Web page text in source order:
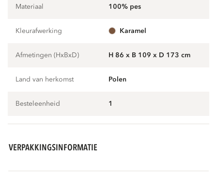
Materiaal 100% pes
Kleurafwerking karamel
Afmetingen (HxBxD) H 86 x B 109 x D 173 cm
Land van herkomst Polen
Besteleenheid 1
VERPAKKINGSINFORMATIE